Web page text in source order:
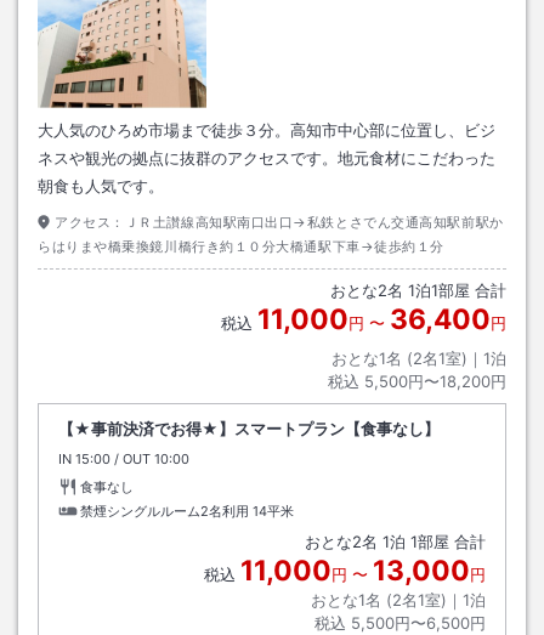
大人気のひろめ市場まで徒歩３分。高知市中心部に位置し、ビジ
ネスや観光の拠点に抜群のアクセスです。地元食材にこだわった
朝食も人気です。
アクセス：
ＪＲ土讃線高知駅南口出口→私鉄とさでん交通高知駅前駅か
らはりまや橋乗換鏡川橋行き約１０分大橋通駅下車→徒歩約１分
おとな2名 1泊1部屋 合計
税込 11,000円 〜 36,400円
おとな1名 (2名1室)｜ 1泊
税込 5,500円〜18,200円
【★事前決済でお得★】スマートプラン【食事なし】
IN チェックイン
15:00 / OUT チェックアウト
10:00
食事なし
禁煙シングルルーム2名利用 14平米
おとな2名 1泊 1部屋 合計
税込 11,000円 〜 13,000円
おとな1名 (2名1室)｜ 1泊
税込 5,500円〜6,500円